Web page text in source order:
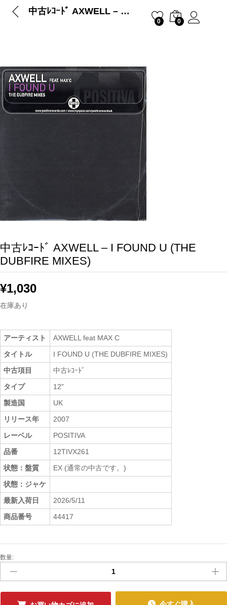
中古ﾚｺｰﾄﾞ AXWELL – I FOUND U (THE DUBFIRE MIXES)
0 0
中古ﾚｺｰﾄﾞ AXWELL – I FOUND U (THE
DUBFIRE MIXES)
¥1,030
在庫あり
アーティスト
AXWELL feat MAX C
タイトル
I FOUND U (THE DUBFIRE MIXES)
中古項目
中古ﾚｺｰﾄﾞ
タイプ
12"
製造国
UK
リリース年
2007
レーベル
POSITIVA
品番
12TIVX261
状態：盤質
EX (通常の中古です。)
状態：ジャケ
最新入荷日
2026/5/11
商品番号
44417
中
ﾚ
ｺ
数量: